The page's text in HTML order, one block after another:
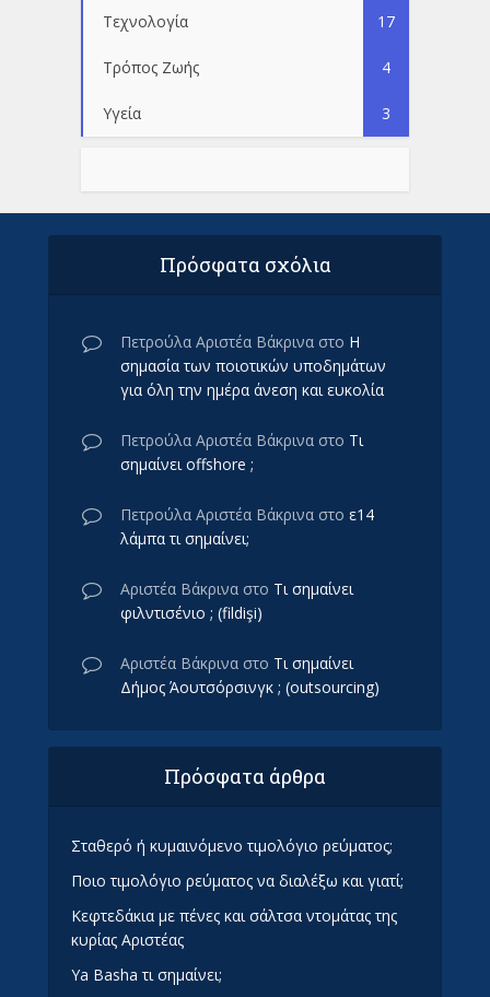
Τεχνολογία 17
Τρόπος Ζωής 4
Υγεία 3
Πρόσφατα σχόλια
Πετρούλα Αριστέα Βάκρινα στο Η
σημασία των ποιοτικών υποδημάτων
για όλη την ημέρα άνεση και ευκολία
Πετρούλα Αριστέα Βάκρινα στο Τι
σημαίνει offshore ;
Πετρούλα Αριστέα Βάκρινα στο ε14
λάμπα τι σημαίνει;
Αριστέα Βάκρινα στο Τι σημαίνει
φιλντισένιο ; (fildişi)
Αριστέα Βάκρινα στο Τι σημαίνει
Δήμος Άουτσόρσινγκ ; (outsourcing)
Πρόσφατα άρθρα
Σταθερό ή κυμαινόμενο τιμολόγιο ρεύματος;
Ποιο τιμολόγιο ρεύματος να διαλέξω και γιατί;
Κεφτεδάκια με πένες και σάλτσα ντομάτας της
κυρίας Αριστέας
Ya Basha τι σημαίνει;